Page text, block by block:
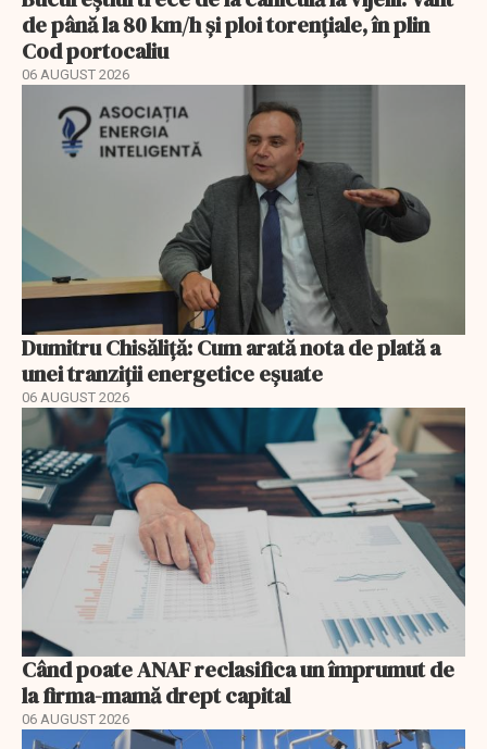
de până la 80 km/h și ploi torențiale, în plin
Cod portocaliu
06 AUGUST 2026
Dumitru Chisăliță: Cum arată nota de plată a
unei tranziții energetice eșuate
06 AUGUST 2026
Când poate ANAF reclasifica un împrumut de
la firma-mamă drept capital
06 AUGUST 2026